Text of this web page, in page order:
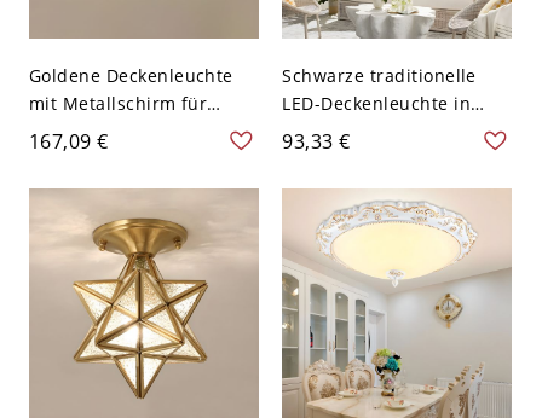
Goldene Deckenleuchte
mit Metallschirm für
moderne Häuser - 110V-
120V 26,67 cm
167,09 €
Schwarze traditionelle
LED-Deckenleuchte in
Glockenform mit mattem
Glasschirm - 110V-120V
93,33 €